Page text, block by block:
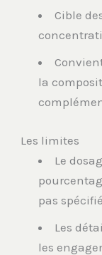
Cible
la
Les limites
Le
pas
Les
les